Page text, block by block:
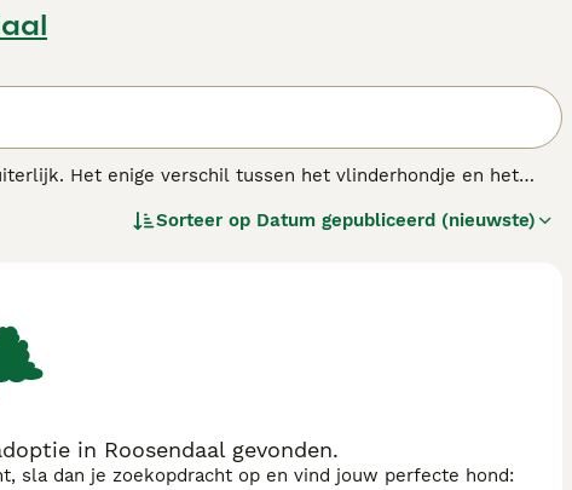
Het enige verschil tussen het vlinderhondje en het
hangen. Beide typen kunnen in één nestje voorkomen. Het
Sorteer op Datum gepubliceerd (nieuwste)
in Roosendaal gevonden.
sla dan je zoekopdracht op en vind jouw perfecte hond: